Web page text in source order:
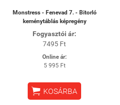
Monstress - Fenevad 7. - Bitorló
keménytáblás képregény
Fogyasztói ár:
7495 Ft
Online ár:
5 995 Ft
 KOSÁRBA